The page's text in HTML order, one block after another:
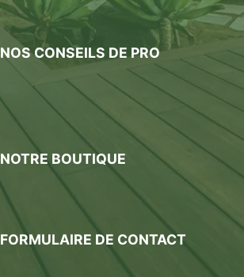
NOS CONSEILS DE PRO
NOTRE BOUTIQUE
FORMULAIRE DE CONTACT